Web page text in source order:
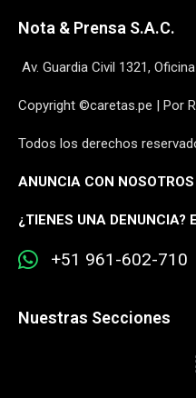
Nota & Prensa S.A.C.
Av. Guardia Civil 1321,
Copyright ©caretas.pe | Por
Todos los derechos
ANUNCIA CON NOSOTROS
¿TIENES UNA DENUNCIA?
+51 961-602-710
Nuestras Secciones